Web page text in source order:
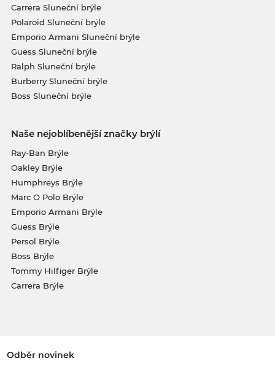
Carrera Sluneční brýle
Polaroid Sluneční brýle
Emporio Armani Sluneční brýle
Guess Sluneční brýle
Ralph Sluneční brýle
Burberry Sluneční brýle
Boss Sluneční brýle
Naše nejoblíbenější značky brýlí
Ray-Ban Brýle
Oakley Brýle
Humphreys Brýle
Marc O Polo Brýle
Emporio Armani Brýle
Guess Brýle
Persol Brýle
Boss Brýle
Tommy Hilfiger Brýle
Carrera Brýle
Odběr novinek